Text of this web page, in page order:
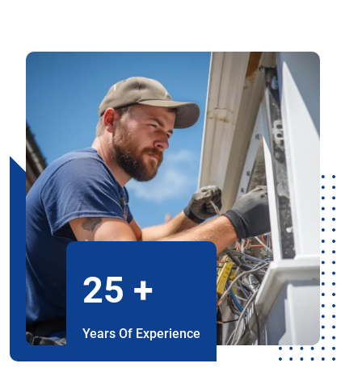
25 +
Years Of Experience